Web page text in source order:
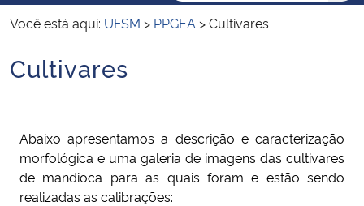
Ministério das Relações Exteriores
Ministério da Economia
Ministério da Agricultura, Pecuária e Abastecimento
Ministério da Educação
Você está aqui: UFSM > PPGEA >Cultivares
Início do conteúdo
Cultivares
Abaixo apresentamos a descrição e caracterização
morfológica e uma galeria de imagens das cultivares
de mandioca para as quais foram e estão sendo
realizadas as calibrações: